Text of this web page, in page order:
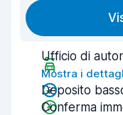
Ufficio di
Mostra i
Deposito
Conferma